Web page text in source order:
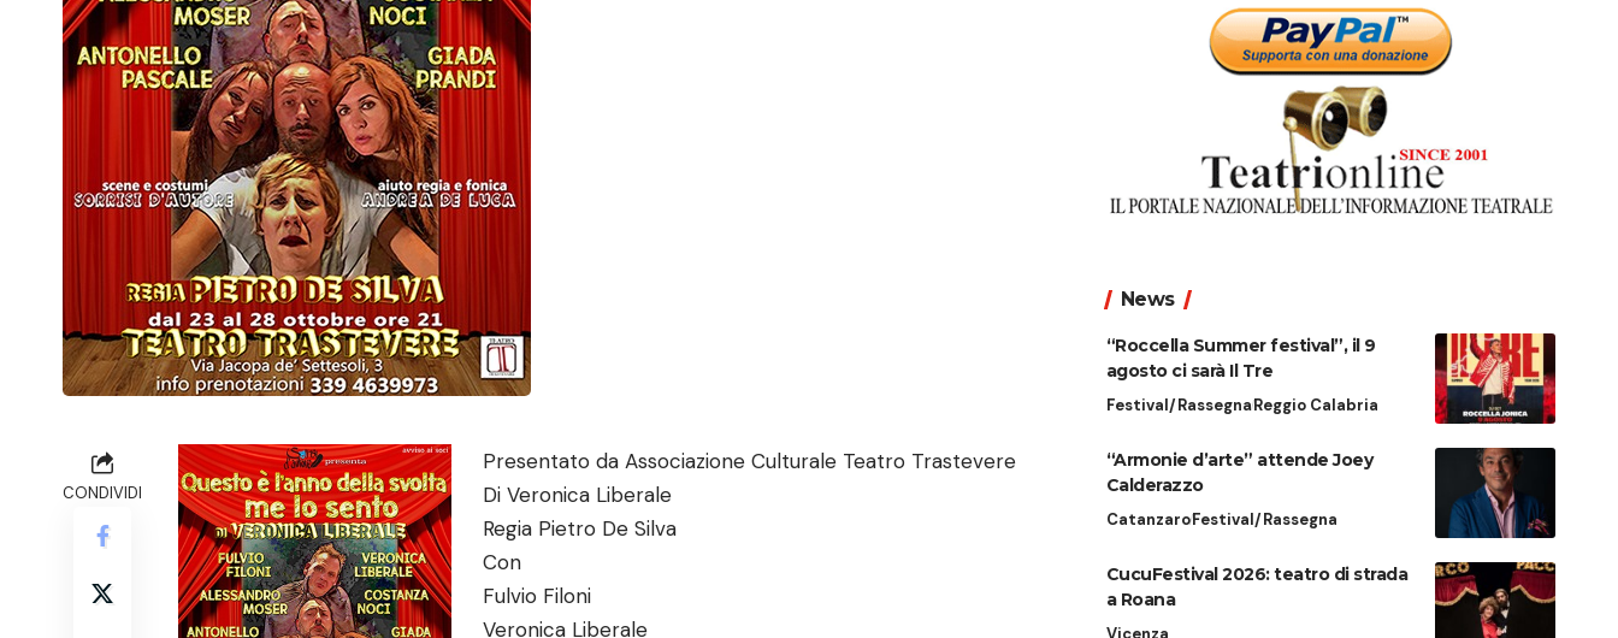
CONDIVIDI
Presentato da Associazione Culturale Teatro Trastevere
Di Veronica Liberale
Regia Pietro De Silva
Con
Fulvio Filoni
Veronica Liberale
News
“Roccella Summer festival”, il 9
agosto ci sarà Il Tre
Festival/RassegnaReggio Calabria
“Armonie d’arte” attende Joey
Calderazzo
CatanzaroFestival/Rassegna
CucuFestival 2026: teatro di strada
a Roana
Vicenza